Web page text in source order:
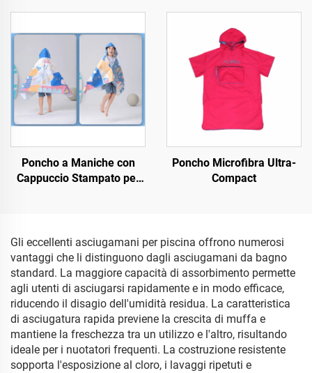
Poncho a Maniche con
Cappuccio Stampato per
Poncho Microfibra Ultra-
Compact
Gli eccellenti asciugamani per piscina offrono numerosi
vantaggi che li distinguono dagli asciugamani da bagno
standard. La maggiore capacità di assorbimento permette
agli utenti di asciugarsi rapidamente e in modo efficace,
riducendo il disagio dell'umidità residua. La caratteristica
di asciugatura rapida previene la crescita di muffa e
mantiene la freschezza tra un utilizzo e l'altro, risultando
ideale per i nuotatori frequenti. La costruzione resistente
sopporta l'esposizione al cloro, i lavaggi ripetuti e